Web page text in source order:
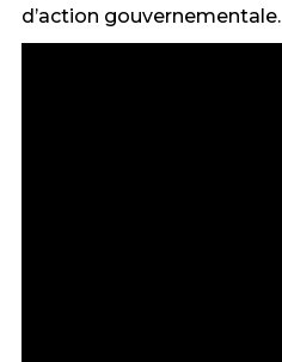
d’action gouvernementale.